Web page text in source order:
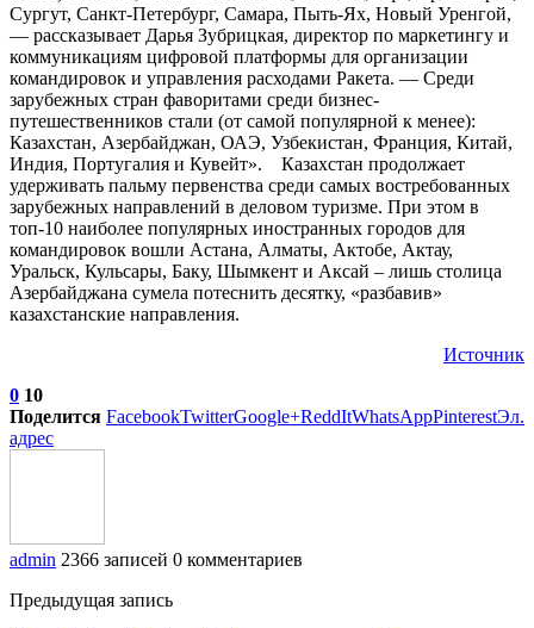
Сургут, Санкт-Петербург, Самара, Пыть-Ях, Новый Уренгой,
— рассказывает Дарья Зубрицкая, директор по маркетингу и
коммуникациям цифровой платформы для организации
командировок и управления расходами Ракета. — Среди
зарубежных стран фаворитами среди бизнес-
путешественников стали (от самой популярной к менее):
Казахстан, Азербайджан, ОАЭ, Узбекистан, Франция, Китай,
Индия, Португалия и Кувейт». Казахстан продолжает
удерживать пальму первенства среди самых востребованных
зарубежных направлений в деловом туризме. При этом в
топ-10 наиболее популярных иностранных городов для
командировок вошли Астана, Алматы, Актобе, Актау,
Уральск, Кульсары, Баку, Шымкент и Аксай – лишь столица
Азербайджана сумела потеснить десятку, «разбавив»
казахстанские направления.
Источник
0 10
Поделится FacebookTwitterGoogle+ReddItWhatsAppPinterestЭл.
адрес
admin 2366 записей 0 комментариев
Предыдущая запись